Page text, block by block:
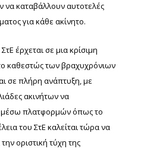
καταβάλλουν αυτοτελές
για κάθε ακίνητο.
έρχεται σε μια κρίσιμη
καθεστώς των βραχυχρόνιων
σε πλήρη ανάπτυξη, με
ακινήτων να
μέσω πλατφορμών όπως το
του ΣτΕ καλείται τώρα να
οριστική τύχη της